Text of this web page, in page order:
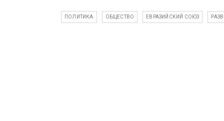
ПОЛИТИКА ОБЩЕСТВО ЕВРАЗИЙСКИЙ СОЮЗ